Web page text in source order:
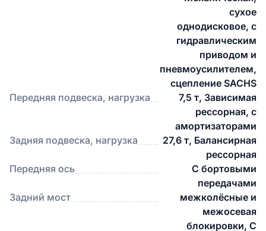
сухое
однодисковое, с
гидравлическим
приводом и
пневмоусилителем,
сцепление SACHS
Передняя подвеска, нагрузка
7,5 т, Зависимая
рессорная, с
амортизаторами
Задняя подвеска, нагрузка
27,6 т, Балансирная
рессорная
Передняя ось
С бортовыми
передачами
Задний мост
межколёсные и
межосевая
блокировки, С